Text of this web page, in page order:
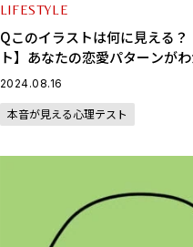
LIFESTYLE
Qこのイラストは何に見える？
ト】あなたの恋愛パターンが
2024.08.16
本音が見える心理テスト